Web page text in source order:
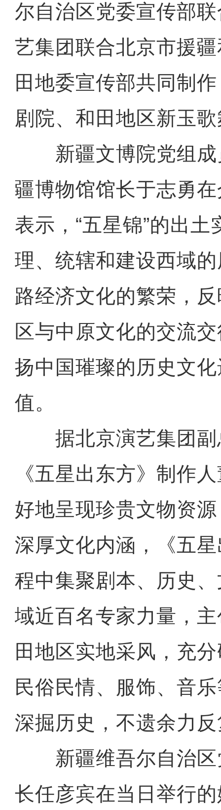
尔自治区党委宣传部
艺集团联合北京市援
田地委宣传部共同制
剧院、和田地区新玉
新疆文博院党组成
疆博物馆馆长于志勇在
表示，“五星锦”的出土
理、统辖和建设西域
路经济文化的繁荣，
区与中原文化的交流
扬中国璀璨的历史文
值。
据北京演艺集团副
《五星出东方》制作
好地呈现珍贵文物资
深厚文化内涵，《五
程中集聚剧本、历史
域近百名专家力量，
田地区实地采风，充
民俗民情、服饰、音
深掘历史，不遗余力
新疆维吾尔自治区
长任彦宾在当日举行